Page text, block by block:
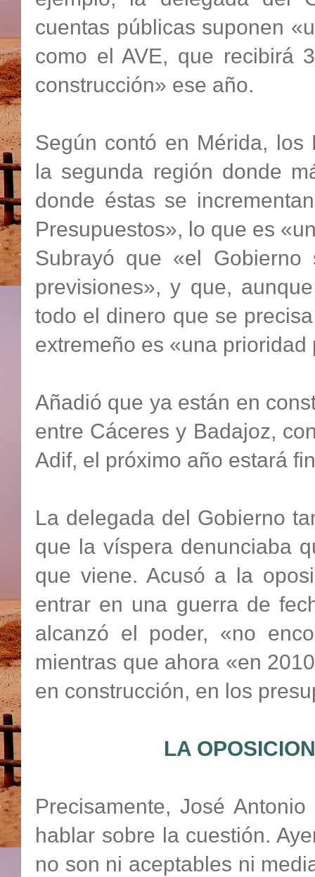
cuentas públicas suponen
como el AVE, que recibirá
construcción» ese año.
Según contó en Mérida, los
la segunda región donde
donde éstas se
Presupuestos», lo que es
Subrayó que «el
previsiones», y que,
todo el dinero que se
extremeño es «una prioridad
Añadió que ya están en
entre Cáceres y Badajoz,
Adif, el próximo año estará
La delegada del Gobierno
que la víspera denunciaba
que viene. Acusó a la
entrar en una guerra de
alcanzó el poder, «no
mientras que ahora «en
en construcción, en los
LA
Precisamente, José
hablar sobre la cuestión.
no son ni aceptables ni